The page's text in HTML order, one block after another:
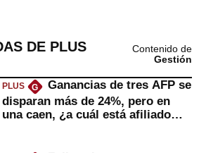
DE PLUS
Contenido de
Gestión
PLUS G
Ganancias de tres AFP se
disparan más de 24%, pero en
una caen, ¿a cuál está afiliado